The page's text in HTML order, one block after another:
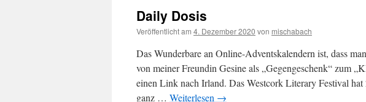
Daily Dosis
Veröffentlicht am 4. Dezember 2020 von mischabach
Das Wunderbare an Online-Adventskalendern ist, dass
von meiner Freundin Gesine als „Gegengeschenk“ zum
einen Link nach Irland. Das Westcork Literary Festival
ganz … Weiterlesen →